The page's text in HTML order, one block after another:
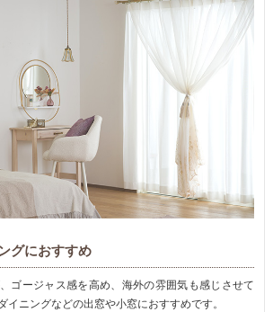
グにおすすめ
ゴージャス感を高め、海外の雰囲気も感じさせて
イニングなどの出窓や小窓におすすめです。